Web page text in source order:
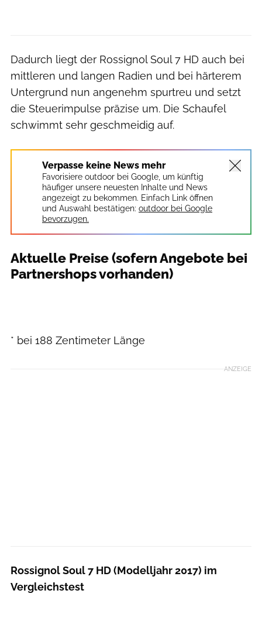
Dadurch liegt der Rossignol Soul 7 HD auch bei
mittleren und langen Radien und bei härterem
Untergrund nun angenehm spurtreu und setzt
die Steuerimpulse präzise um. Die Schaufel
schwimmt sehr geschmeidig auf.
Verpasse keine News mehr
Favorisiere outdoor bei Google, um künftig
häufiger unsere neuesten Inhalte und News
angezeigt zu bekommen. Einfach Link öffnen
und Auswahl bestätigen: outdoor bei Google
bevorzugen.
Aktuelle Preise (sofern Angebote bei
Partnershops vorhanden)
* bei 188 Zentimeter Länge
ANZEIGE
Rossignol Soul 7 HD (Modelljahr 2017) im
Vergleichstest